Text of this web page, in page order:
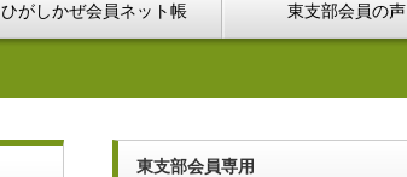
ひがしかぜ会員ネット帳 東支部会員の声
東支部会員専用